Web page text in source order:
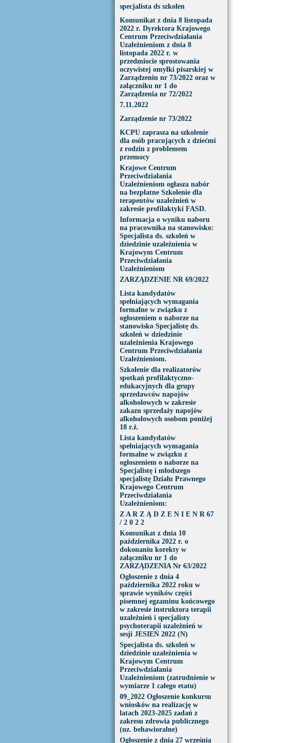
specjalista ds szkolen
Komunikat z dnia 8 listopada
2022 r. Dyrektora Krajowego
Centrum Przeciwdziałania
Uzależnieniom z dnia 8
listopada 2022 r. w
przedmiocie sprostowania
oczywistej omyłki pisarskiej w
Zarządzeniu nr 73/2022 oraz w
załączniku nr 1 do
Zarządzenia nr 72/2022
7.11.2022
Zarządzenie nr 73/2022
KCPU zaprasza na szkolenie
dla osób pracujących z dziećmi
z rodzin z problemem
przemocy
Krajowe Centrum
Przeciwdziałania
Uzależnieniom ogłasza nabór
na bezpłatne Szkolenie dla
terapeutów uzależnień w
zakresie profilaktyki FASD.
Informacja o wyniku naboru
na pracownika na stanowisko:
Specjalista ds. szkoleń w
dziedzinie uzależnienia w
Krajowym Centrum
Przeciwdziałania
Uzależnieniom
ZARZĄDZENIE NR 69/2022
Lista kandydatów
spełniających wymagania
formalne w związku z
ogłoszeniem o naborze na
stanowisko Specjalistę ds.
szkoleń w dziedzinie
uzależnienia Krajowego
Centrum Przeciwdziałania
Uzależnieniom.
Szkolenie dla realizatorów
spotkań profilaktyczno-
edukacyjnych dla grupy
sprzedawców napojów
alkoholowych w zakresie
zakazu sprzedaży napojów
alkoholowych osobom poniżej
18 r.ż.
Lista kandydatów
spełniających wymagania
formalne w związku z
ogłoszeniem o naborze na
Specjalistę i młodszego
specjalistę Działu Prawnego
Krajowego Centrum
Przeciwdziałania
Uzależnieniom:
Z A R Z Ą D Z E N I E N R 67
/ 2 0 2 2
Komunikat z dnia 10
października 2022 r. o
dokonaniu korekty w
załączniku nr 1 do
ZARZĄDZENIA Nr 63/2022
Ogłoszenie z dnia 4
października 2022 roku w
sprawie wyników części
pisemnej egzaminu końcowego
w zakresie instruktora terapii
uzależnień i specjalisty
psychoterapii uzależnień w
sesji JESIEŃ 2022 (N)
Specjalista ds. szkoleń w
dziedzinie uzależnienia w
Krajowym Centrum
Przeciwdziałania
Uzależnieniom (zatrudnienie w
wymiarze 1 całego etatu)
09_2022 Ogłoszenie konkursu
wniosków na realizację w
latach 2023-2025 zadań z
zakresu zdrowia publicznego
(uz. behawioralne)
Ogłoszenie z dnia 27 września